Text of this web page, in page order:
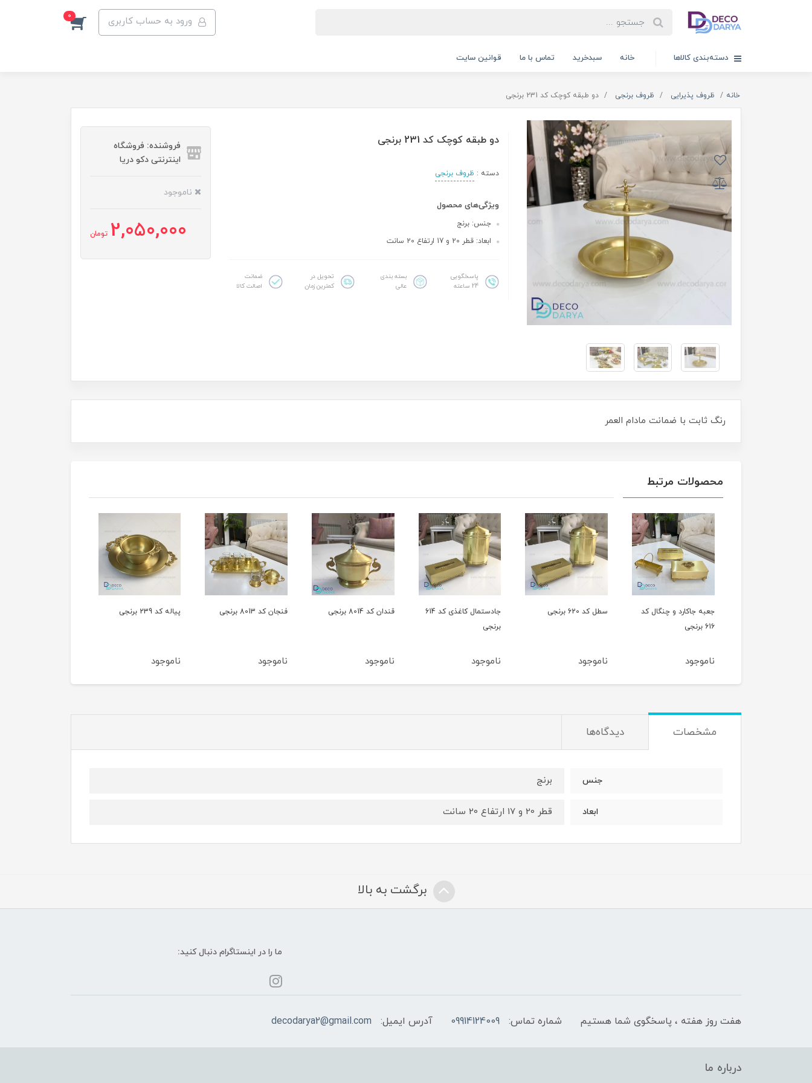
ورود به حساب کاربری 0
دسته‌بندی کالاها خانه سبدخرید تماس با ما قوانین سایت
خانه ظروف پذیرایی ظروف برنجی دو طبقه کوچک کد 231 برنجی
دو طبقه کوچک کد 231 برنجی
دسته : ظروف برنجی
ویژگی‌های محصول
جنس: برنج
ابعاد: قطر 20 و 17 ارتفاع 20 سانت
پاسخگویی
24 ساعته
بسته بندی
عالی
تحویل در
کمترین زمان
ضمانت
اصالت کالا
فروشنده: فروشگاه
اینترنتی دکو دریا
ناموجود
2,050,000 تومان
رنگ ثابت با ضمانت مادام العمر
محصولات مرتبط
جعبه جاکارد و چنگال کد
سطل کد 620 برنجی
جادستمال کاغذی کد 614
قندان کد 8014 برنجی فنجان کد 8013 برنجی پیاله کد 239 برنجی
مشخصات دیدگاه‌ها
جنس برنج
ابعاد قطر 20 و 17 ارتفاع 20 سانت
برگشت به بالا
ما را در اینستاگرام دنبال کنید:
هفت روز هفته ، پاسخگوی شما هستیم شماره تماس: 09914124009 آدرس ایمیل: decodarya2@gmail.com
درباره ما